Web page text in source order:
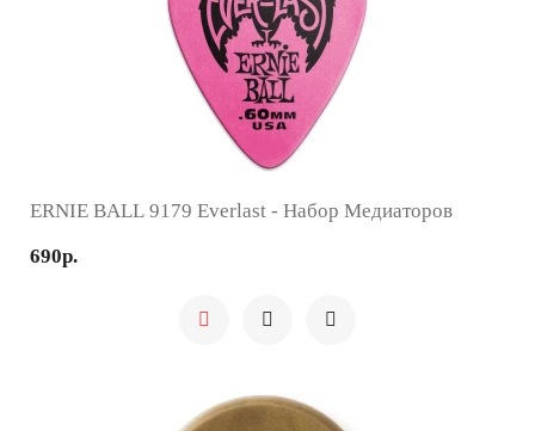
ERNIE BALL 9179 Everlast - Набор Медиаторов
690р.